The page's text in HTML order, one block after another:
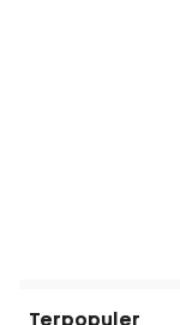
Terpopuler